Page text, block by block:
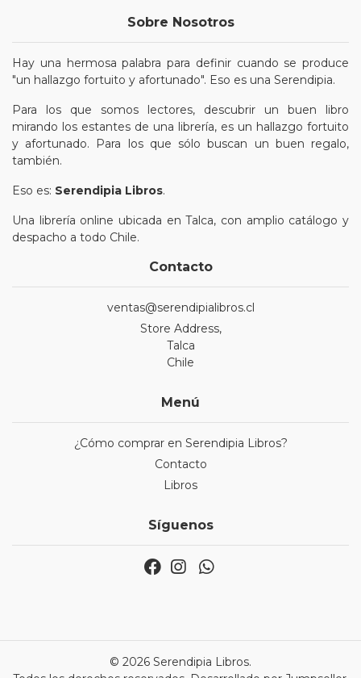
Sobre Nosotros
Hay una hermosa palabra para definir cuando se produce
"un hallazgo fortuito y afortunado". Eso es una Serendipia.
Para los que somos lectores, descubrir un buen libro
mirando los estantes de una librería, es un hallazgo fortuito
y afortunado. Para los que sólo buscan un buen regalo,
también.
Eso es: Serendipia Libros.
Una librería online ubicada en Talca, con amplio catálogo y
despacho a todo Chile.
Contacto
ventas@serendipialibros.cl
Store Address,
Talca
Chile
Menú
¿Cómo comprar en Serendipia Libros?
Contacto
Libros
Síguenos
© 2026 Serendipia Libros.